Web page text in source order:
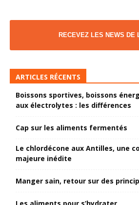
RECEVEZ LES NEWS DE
ARTICLES RÉCENTS
Boissons sportives, boissons
aux électrolytes : les différences
Cap sur les aliments fermentés
Le chlordécone aux Antilles, une
majeure inédite
Manger sain, retour sur des